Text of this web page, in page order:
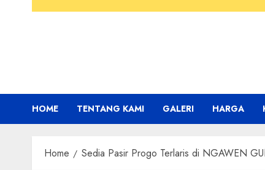
HOME TENTANG KAMI GALERI HARGA
Home Sedia Pasir Progo Terlaris di NGAWEN